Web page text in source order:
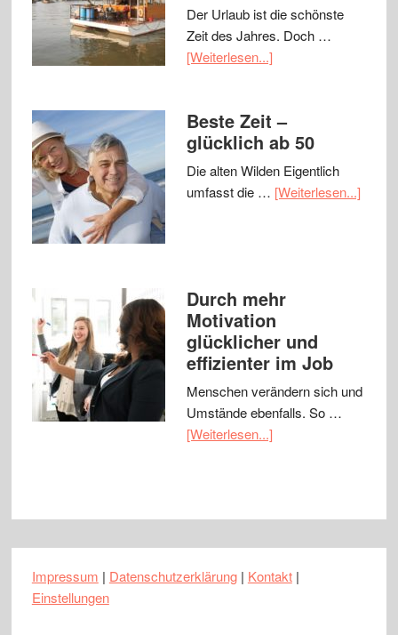
Der Urlaub ist die schönste
Zeit des Jahres. Doch …
[Weiterlesen...]
Beste Zeit –
glücklich ab 50
Die alten Wilden Eigentlich
umfasst die … [Weiterlesen...]
Durch mehr
Motivation
glücklicher und
effizienter im Job
Menschen verändern sich und
Umstände ebenfalls. So …
[Weiterlesen...]
Impressum | Datenschutzerklärung| Kontakt|
Einstellungen